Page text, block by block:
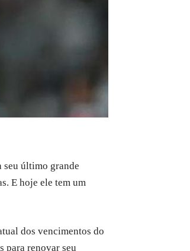
seu último grande
E hoje ele tem um
dos vencimentos do
para renovar seu